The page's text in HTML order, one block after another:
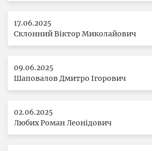
17.06.2025
Склонний Віктор Миколайович
09.06.2025
Шаповалов Дмитро Ігорович
02.06.2025
Любих Роман Леонідович